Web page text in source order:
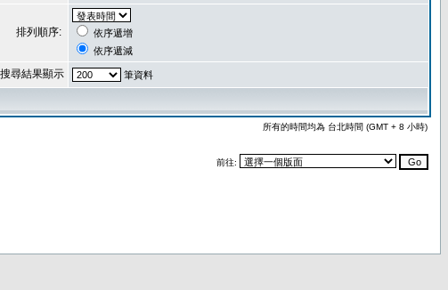
排列順序:
依序遞增
依序遞減
搜尋結果顯示 筆資料
所有的時間均為 台北時間 (GMT + 8 小時)
前往: